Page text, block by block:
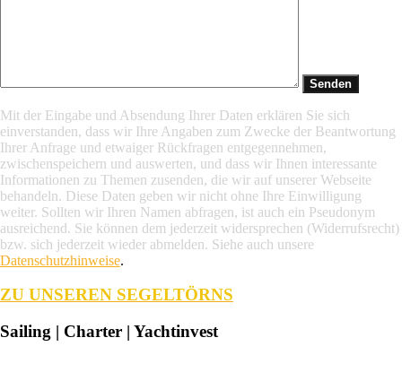
Mit der Eingabe und Absendung Ihrer Daten erklären Sie sich
einverstanden, dass wir Ihre Angaben zum Zwecke der Beantwortung
Ihrer Anfrage und etwaiger Rückfragen entgegennehmen,
zwischenspeichern und auswerten, und dass wir Ihnen interessante
Informationen zu Themen zusenden, die wir auf unserer Webseite
behandeln. Diese Daten geben wir nicht ohne Ihre Einwilligung
weiter. Sollten wir Ihren Namen abfragen, ist auch ein Pseudonym
ausreichend. Sie können dem jederzeit widersprechen (Widerrufsrecht)
bzw. sich jederzeit wieder abmelden. Siehe auch unsere
Datenschutzhinweise.
ZU UNSEREN SEGELTÖRNS
Sailing | Charter | Yachtinvest